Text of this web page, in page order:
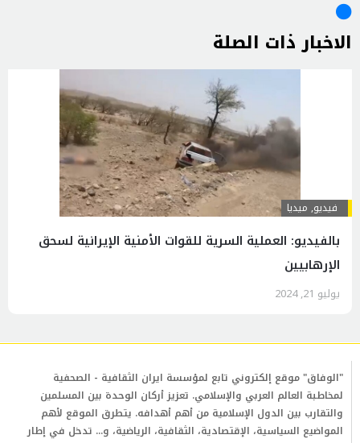
الاخبار ذات الصلة
فیدیو, ميديا
بالفيديو: العملية السرية للقوات الأمنیة الإيرانية لسحق
الإرهابيين
يوليو 21, 2024
"الوفاق" موقع إلكتروني تابع لمؤسسة ايران الثقافية - الصحفية
لمخاطبة العالم العربي والإسلامي. تعزيز أركان الوحدة بين المسلمين
والتقارب بين الدول الإسلامية من أهم أهدافه. يتطرق الموقع لأهم
المواضيع السياسية، الإقتصادية، الثقافية، الرياضية، و... تدخل في إطار